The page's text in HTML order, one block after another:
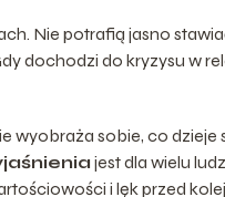
Nie potrafią jasno
dochodzi do kryzysu w
sobie, co dzieje
jest dla wielu
i lęk przed